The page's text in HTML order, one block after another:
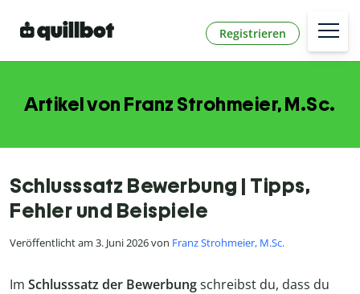
Registrieren
Artikel von Franz Strohmeier, M.Sc.
Schlusssatz Bewerbung | Tipps,
Fehler und Beispiele
Veröffentlicht am 3. Juni 2026 von Franz Strohmeier, M.Sc.
Im Schlusssatz der Bewerbungschreibst du, dass du